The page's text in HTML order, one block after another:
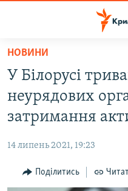
Перейти
основного
матеріалу
Перейти
до
основної
Перейти
до
ВОДА.КРИМ
ВІДЕО ТА ФОТО
БЛОГИ
ПОГЛЯД
НОВИНИ
У Білорусі
неурядових
затримання
14 липень 2021, 19:23
Поділитись